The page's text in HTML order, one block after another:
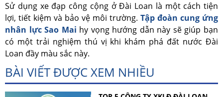
Sử dụng xe đạp công cộng ở Đài Loan là một cách tiện
lợi, tiết kiệm và bảo vệ môi trường. Tập đoàn cung ứng
nhân lực Sao Mai hy vọng hướng dẫn này sẽ giúp bạn
có một trải nghiệm thú vị khi khám phá đất nước Đài
Loan đầy màu sắc này.
BÀI VIẾT ĐƯỢC XEM NHIỀU